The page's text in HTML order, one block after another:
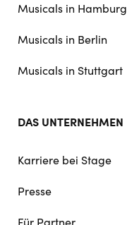
Musicals in Hamburg
Musicals in Berlin
Musicals in Stuttgart
DAS UNTERNEHMEN
Karriere bei Stage
Presse
Für Partner